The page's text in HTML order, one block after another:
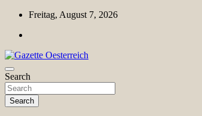
Skip
content
Freitag, August 7, 2026
Gazette Oesterreich
Magazin für Freizeit, Politik, Kultur & Wissenschaft
Search
Search